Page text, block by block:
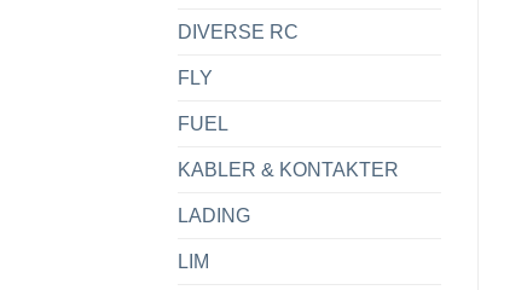
DIVERSE RC
FLY
FUEL
KABLER & KONTAKTER
LADING
LIM